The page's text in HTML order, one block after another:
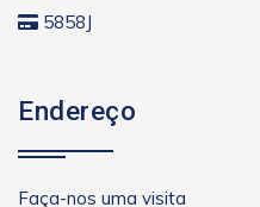
5858J
Endereço
Faça-nos uma visita